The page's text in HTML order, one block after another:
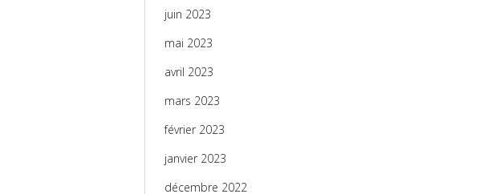
juin 2023
mai 2023
avril 2023
mars 2023
février 2023
janvier 2023
décembre 2022